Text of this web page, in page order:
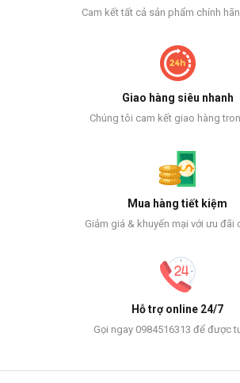
Cam kết tất cả sản phẩm chính
Giao hàng siêu nhanh
Chúng tôi cam kết giao hàng
Mua hàng tiết kiệm
Giảm giá & khuyến mại với ưu đãi
Hỗ trợ online 24/7
Gọi ngay 0984516313 để được